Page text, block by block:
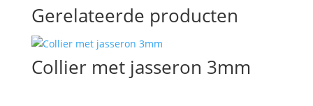
Gerelateerde producten
Collier met jasseron 3mm